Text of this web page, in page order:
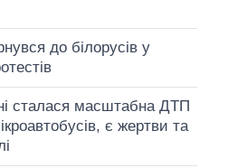
до білорусів у
сталася масштабна ДТП
є жертви та